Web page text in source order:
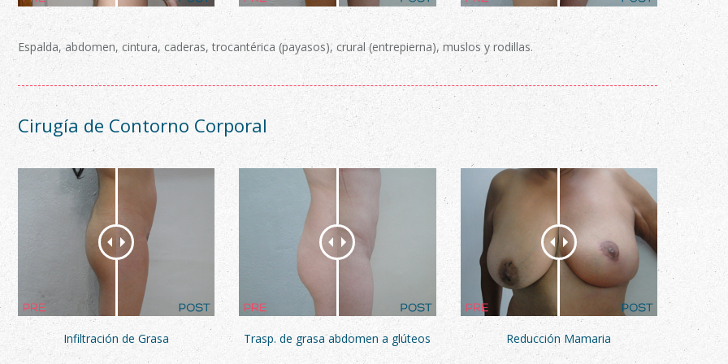
Espalda, abdomen, cintura, caderas, trocantérica (payasos), crural (entrepierna), muslos y rodillas.
Cirugía de Contorno Corporal
Infiltración de Grasa Trasp. de grasa abdomen a glúteos Reducción Mamaria